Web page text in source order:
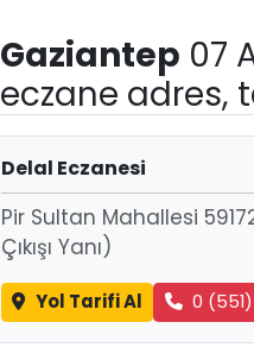
Gaziantep 07
eczane adres,
Delal Eczanesi
Pir Sultan Mahallesi
Çıkışı Yanı)
Yol Tarifi Al 0